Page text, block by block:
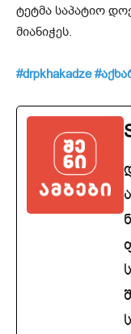
ტეტ­მა სა­პა­ტიო
მი­ა­ნი­ჭეს.
#drpkhakadze